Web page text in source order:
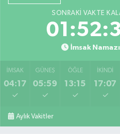
SONRAKI VAKTE
İmsak Namazı
İMSAK
04:17
GÜNEŞ
05:59
ÖĞLE
13:15
İKINDI
17:07
Aylık Vakitler